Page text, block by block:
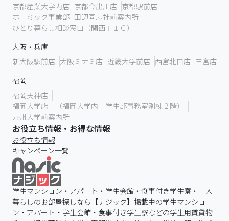
京都産業大学内店 京都今出川店 京都駅前店
ホーミック事業部 田辺同志社前案内所
ひとり暮らし相談窓口（関西ＴＩＣ）
大阪・兵庫
新大阪駅前店 大阪ミナミ店 近畿大学前店 西宮北口店 三宮店
福岡
福岡天神店
福岡大学店 （福岡大学内 学生部事務室別棟２階）
九州大学前案内所
お役立ち情報・お得な情報
お役立ち情報
キャンペーン一覧
学生マンション・アパート・学生会館・食事付き学生寮・一人
暮らしのお部屋探しなら【ナジック】掲載中の学生マンショ
ン・アパート・学生会館・食事付き学生寮などの学生用賃貸物